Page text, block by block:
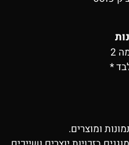
*
ומוצרים.